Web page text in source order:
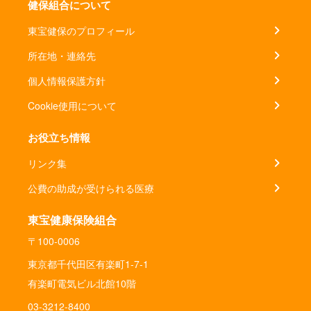
健保組合について
東宝健保のプロフィール
所在地・連絡先
個人情報保護方針
Cookie使用について
お役立ち情報
リンク集
公費の助成が受けられる医療
東宝健康保険組合
〒100-0006
東京都千代田区有楽町1-7-1
有楽町電気ビル北館10階
03-3212-8400